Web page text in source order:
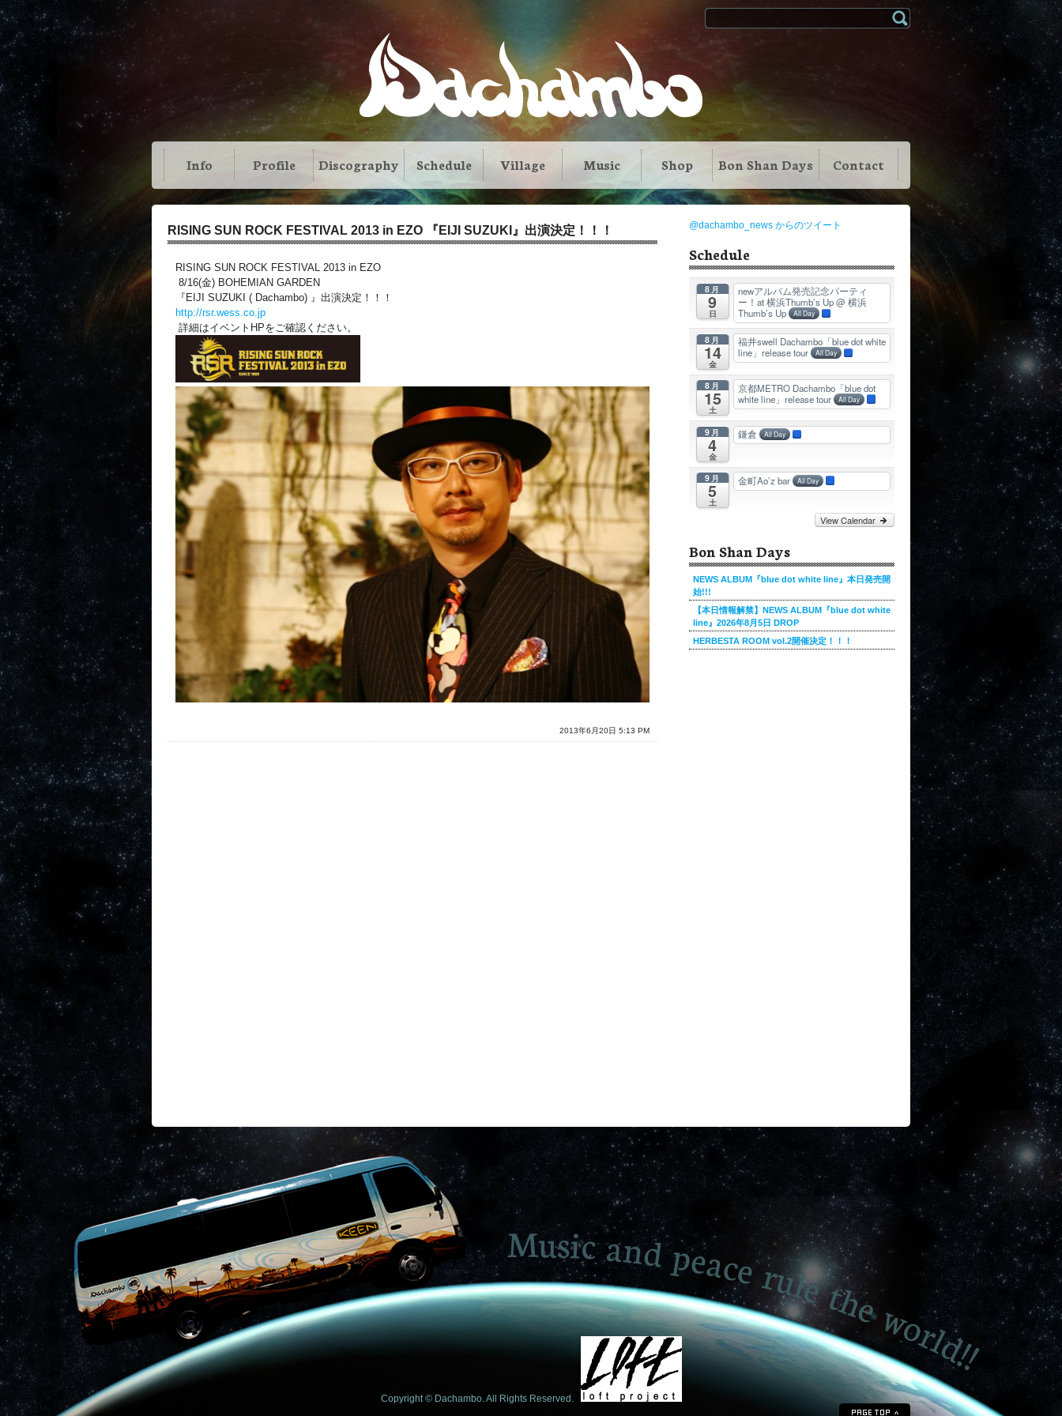
Info Profile Discography Schedule Village Music Shop Bon Shan Days Contact
RISING SUN ROCK FESTIVAL 2013 in EZO 『EIJI SUZUKI』出演決定！！！
RISING SUN ROCK FESTIVAL 2013 in EZO
8/16(金) BOHEMIAN GARDEN
『EIJI SUZUKI ( Dachambo) 』出演決定！！！
http://rsr.wess.co.jp
詳細はイベントHPをご確認ください。
2013年6月20日 5:13 PM
@dachambo_news からのツイート
Schedule
8月
9
日
newアルバム発売記念パーティ
ー！at 横浜Thumb’s Up@ 横浜
Thumb’s Up All Day
8月
14
金
福井swell Dachambo「blue dot white
line」release tour All Day
8月
15
土
京都METRO Dachambo「blue dot
white line」release tour All Day
9月
4
金
鎌倉 All Day
9月
5
土
金町Ao’z bar All Day
View Calendar
Bon Shan Days
NEWS ALBUM『blue dot white line』本日発売開
始!!!
【本日情報解禁】NEWS ALBUM『blue dot white
line』2026年8月5日 DROP
HERBESTA ROOM vol.2開催決定！！！
Copyright © Dachambo. All Rights Reserved.